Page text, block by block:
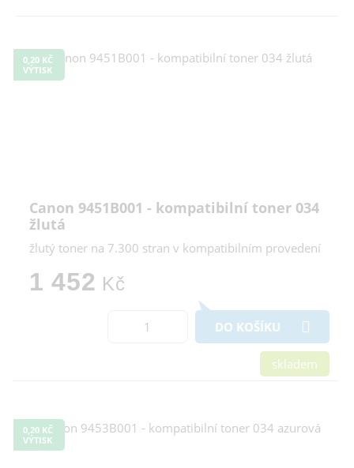
0,20 KČ
VÝTISK
Canon 9451B001 - kompatibilní toner 034
žlutá
žlutý toner na 7.300 stran v kompatibilním provedení
1 452 Kč
DO KOŠÍKU
skladem
0,20 KČ
VÝTISK